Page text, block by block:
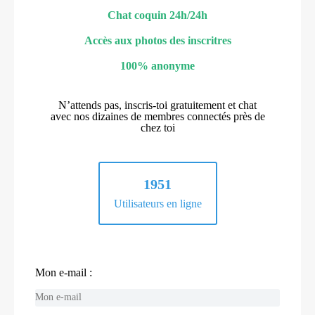
Chat coquin 24h/24h
Accès aux photos des inscritres
100% anonyme
N’attends pas, inscris-toi gratuitement et chat
avec nos dizaines de membres connectés près de
chez toi
1951
Utilisateurs en ligne
Mon e-mail :